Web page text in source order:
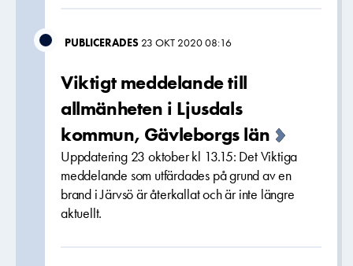
PUBLICERADES 23 OKT 2020 08:16
Viktigt meddelande till
allmänheten i Ljusdals
kommun, Gävleborgs län
Uppdatering 23 oktober kl 13.15: Det Viktiga
meddelande som utfärdades på grund av en
brand i Järvsö är återkallat och är inte längre
aktuellt.